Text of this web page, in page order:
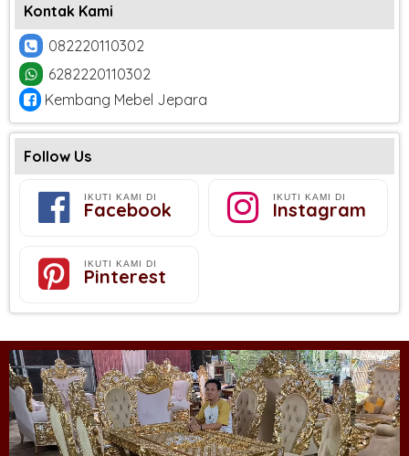
Kontak Kami
082220110302
6282220110302
Kembang Mebel Jepara
Follow Us
IKUTI KAMI DI
Facebook
IKUTI KAMI DI
Instagram
IKUTI KAMI DI
Pinterest